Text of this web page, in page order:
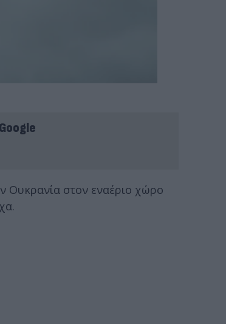
Google
Ουκρανία στον εναέριο χώρο